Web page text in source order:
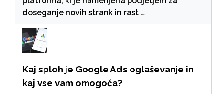
doseganje novih strank in rast …
Kaj sploh je Google Ads oglaševanje in
kaj vse vam omogoča?